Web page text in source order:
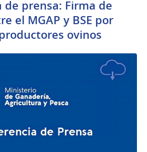
de prensa: Firma de
el MGAP y BSE por
ovinos